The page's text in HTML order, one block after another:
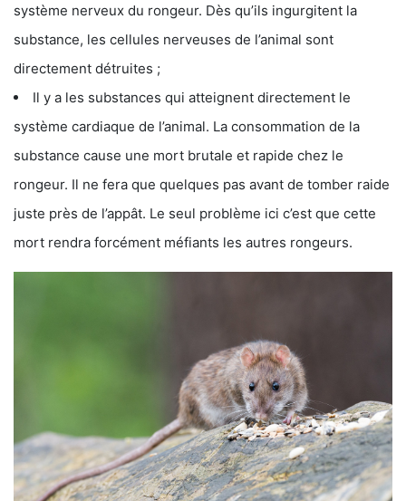
système nerveux du rongeur. Dès qu’ils ingurgitent la
substance, les cellules nerveuses de l’animal sont
directement détruites ;
Il y a les substances qui atteignent directement le
système cardiaque de l’animal. La consommation de la
substance cause une mort brutale et rapide chez le
rongeur. Il ne fera que quelques pas avant de tomber raide
juste près de l’appât. Le seul problème ici c’est que cette
mort rendra forcément méfiants les autres rongeurs.